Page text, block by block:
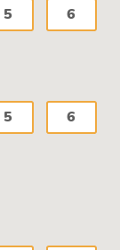
5 6
5 6